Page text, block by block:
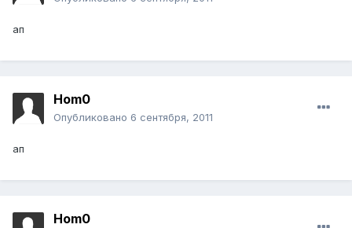
ап
Hom0
Опубликовано 6 сентября, 2011
ап
Hom0